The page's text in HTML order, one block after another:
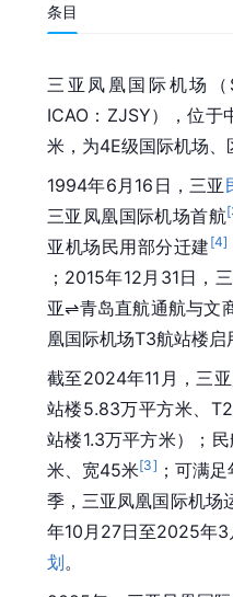
条目
三亚凤凰国际机场（
ICAO：ZJSY），位于
米，为4E级国际机场、
1994年6月16日，三亚
三亚凤凰国际机场首航[
亚机场民用部分迁建 [4]
；2015年12月31日，
亚⇌青岛直航通航与文
凰国际机场T3航站楼启
截至2024年11月，三
站楼5.83万平方米、
站楼1.3万平方米）；
米、宽45米[3] ；可满
季，三亚凤凰国际机场
年10月27日至2025年3
划。